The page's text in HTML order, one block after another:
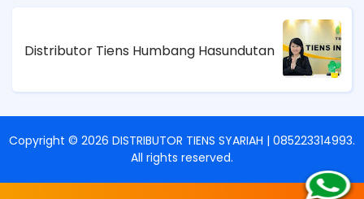
Distributor Tiens Humbang Hasundutan
Copyright © 2026 DISTRIBUTOR TIENS SYARIAH | 085223314993.
All rights reserved.